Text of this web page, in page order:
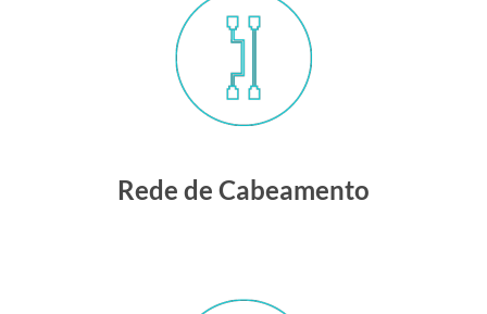
Rede de Cabeamento